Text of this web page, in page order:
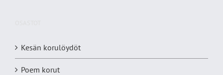
Kesän korulöydöt
Poem korut